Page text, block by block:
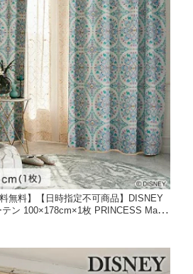
無料】【日時指定不可商品】DISNEY
ン 100×178cm×1枚 PRINCESS Magic
ランプ ドレープカーテン カーテン レ
ウォッシャブル リビング #ディズニ